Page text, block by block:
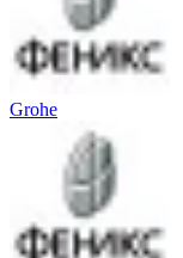
Grohe